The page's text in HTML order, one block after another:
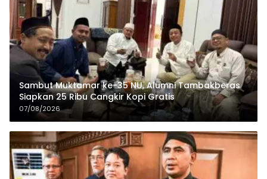
Sambut Muktamar ke-35 NU, Alumni Tambakberas
Siapkan 25 Ribu Cangkir Kopi Gratis
07/08/2026